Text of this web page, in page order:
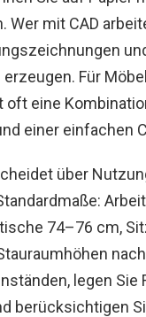
Wer mit CAD
erzeugen. Für
oft eine
einer einfachen
über
74–76 cm,
nach
legen Sie
berücksichtigen